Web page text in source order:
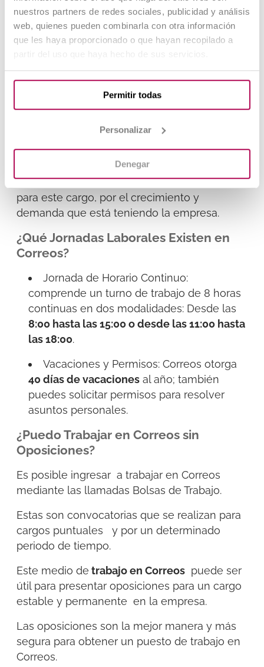
nuestros partners de redes sociales, publicidad y análisis
web, quienes pueden combinarla con otra información
que les haya proporcionado o que hayan recopilado a
Permitir todas
Personalizar
Denegar
personas que ejerzan estas funciones.
Atención al Cliente
Correos; la atención al cliente debe ser
La entrega y reparto de la correspondencia,
envíos o paquetería es el eje central de
Correos; continuamente se solicita personal
para este cargo, por el crecimiento y
demanda que está teniendo la empresa.
¿Qué Jornadas Laborales Existen en
Correos?
Jornada de Horario Continuo:
comprende un turno de trabajo de 8 horas
continuas en dos modalidades: Desde las
8:00 hasta las 15:00 o desde las 11:00 hasta
las 18:00.
Vacaciones y Permisos: Correos otorga
40 días de vacacionesal año; también
puedes solicitar permisos para resolver
asuntos personales.
¿Puedo Trabajar en Correos sin
Oposiciones?
Es posible ingresar a trabajar en Correos
mediante las llamadas Bolsas de Trabajo.
Estas son convocatorias que se realizan para
cargos puntuales y por un determinado
periodo de tiempo.
Este medio de trabajo en Correospuede ser
útil para presentar oposiciones para un cargo
estable y permanente en la empresa.
Las oposiciones son la mejor manera y más
segura para obtener un puesto de trabajo en
Correos.